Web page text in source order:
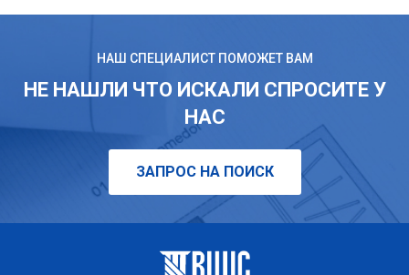
НАШ СПЕЦИАЛИСТ ПОМОЖЕТ ВАМ
НЕ НАШЛИ ЧТО ИСКАЛИ СПРОСИТЕ У
НАС
ЗАПРОС НА ПОИСК